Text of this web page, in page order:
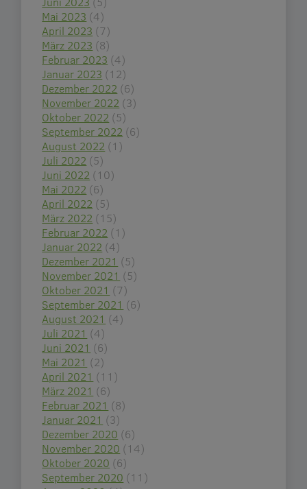
Mai 2023 (4)
April 2023 (7)
März 2023 (8)
Februar 2023 (4)
Januar 2023 (12)
Dezember 2022 (6)
November 2022 (3)
Oktober 2022 (5)
September 2022 (6)
August 2022 (1)
Juli 2022 (5)
Juni 2022 (10)
Mai 2022 (6)
April 2022 (5)
März 2022 (15)
Februar 2022 (1)
Januar 2022 (4)
Dezember 2021 (5)
November 2021 (5)
Oktober 2021 (7)
September 2021 (6)
August 2021 (4)
Juli 2021 (4)
Juni 2021 (6)
Mai 2021 (2)
April 2021 (11)
März 2021 (6)
Februar 2021 (8)
Januar 2021 (3)
Dezember 2020 (6)
November 2020 (14)
Oktober 2020 (6)
September 2020 (11)